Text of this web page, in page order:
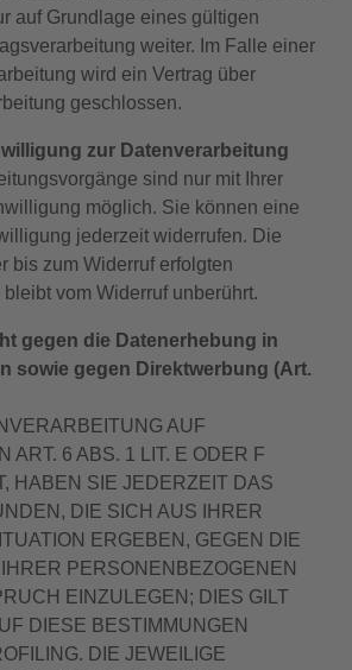
auf Grundlage eines gültigen
weiter. Im Falle einer
wird ein Vertrag über
geschlossen.
zur Datenverarbeitung
sind nur mit Ihrer
möglich. Sie können eine
jederzeit widerrufen. Die
bis zum Widerruf erfolgten
vom Widerruf unberührt.
gegen die Datenerhebung in
sowie gegen Direktwerbung (Art.
AUF
ART. 6 ABS. 1 LIT. E ODER F
HABEN SIE JEDERZEIT DAS
DIE SICH AUS IHRER
ERGEBEN, GEGEN DIE
PERSONENBEZOGENEN
EINZULEGEN; DIES GILT
DIESE BESTIMMUNGEN
DIE JEWEILIGE